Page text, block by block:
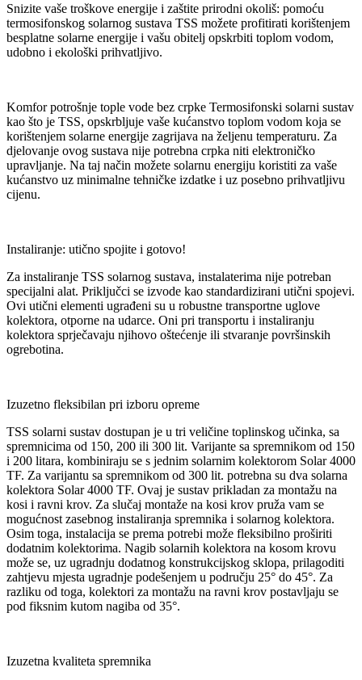
Snizite vaše troškove energije i zaštite prirodni okoliš: pomoću
termosifonskog solarnog sustava TSS možete profitirati korištenjem
besplatne solarne energije i vašu obitelj opskrbiti toplom vodom,
udobno i ekološki prihvatljivo.
Komfor potrošnje tople vode bez crpke Termosifonski solarni sustav
kao što je TSS, opskrbljuje vaše kućanstvo toplom vodom koja se
korištenjem solarne energije zagrijava na željenu temperaturu. Za
djelovanje ovog sustava nije potrebna crpka niti elektroničko
upravljanje. Na taj način možete solarnu energiju koristiti za vaše
kućanstvo uz minimalne tehničke izdatke i uz posebno prihvatljivu
cijenu.
Instaliranje: utično spojite i gotovo!
Za instaliranje TSS solarnog sustava, instalaterima nije potreban
specijalni alat. Priključci se izvode kao standardizirani utični spojevi.
Ovi utični elementi ugrađeni su u robustne transportne uglove
kolektora, otporne na udarce. Oni pri transportu i instaliranju
kolektora sprječavaju njihovo oštećenje ili stvaranje površinskih
ogrebotina.
Izuzetno fleksibilan pri izboru opreme
TSS solarni sustav dostupan je u tri veličine toplinskog učinka, sa
spremnicima od 150, 200 ili 300 lit. Varijante sa spremnikom od 150
i 200 litara, kombiniraju se s jednim solarnim kolektorom Solar 4000
TF. Za varijantu sa spremnikom od 300 lit. potrebna su dva solarna
kolektora Solar 4000 TF. Ovaj je sustav prikladan za montažu na
kosi i ravni krov. Za slučaj montaže na kosi krov pruža vam se
mogućnost zasebnog instaliranja spremnika i solarnog kolektora.
Osim toga, instalacija se prema potrebi može fleksibilno proširiti
dodatnim kolektorima. Nagib solarnih kolektora na kosom krovu
može se, uz ugradnju dodatnog konstrukcijskog sklopa, prilagoditi
zahtjevu mjesta ugradnje podešenjem u području 25° do 45°. Za
razliku od toga, kolektori za montažu na ravni krov postavljaju se
pod fiksnim kutom nagiba od 35°.
Izuzetna kvaliteta spremnika